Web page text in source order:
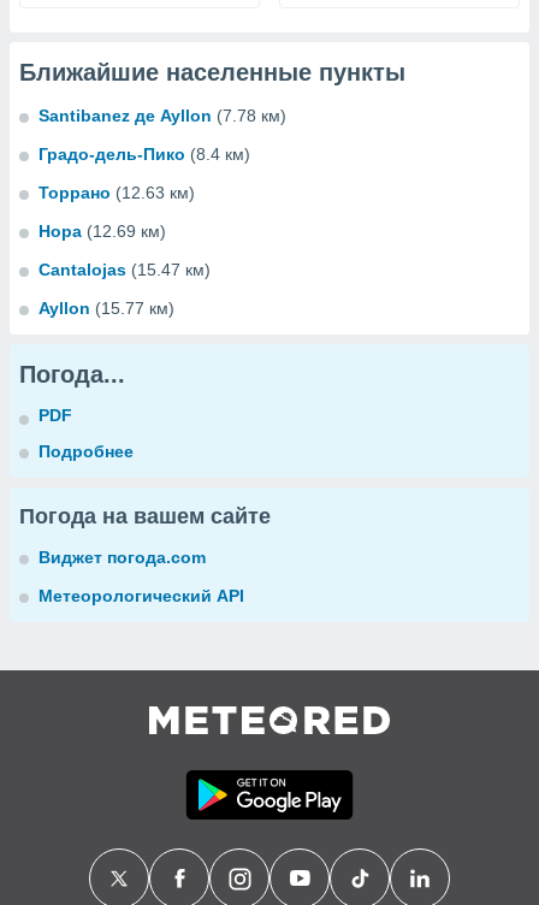
Ближайшие населенные пункты
Santibanez де Ayllon (7.78 км)
Градо-дель-Пико (8.4 км)
Торрано (12.63 км)
Нора (12.69 км)
Cantalojas (15.47 км)
Ayllon (15.77 км)
Погода...
PDF
Подробнее
Погода на вашем сайте
Виджет погода.com
Метеорологический API